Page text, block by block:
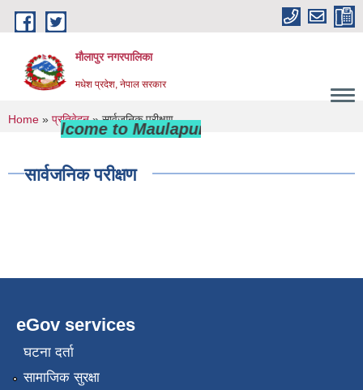
Skip to main content
मौलापुर नगरपालिका
मधेश प्रदेश, नेपाल सरकार
Welcome to Maulapur Municipality
You are here
Home » प्रतिवेदन» सार्वजनिक परीक्षण
सार्वजनिक परीक्षण
eGov services
घटना दर्ता
सामाजिक सुरक्षा